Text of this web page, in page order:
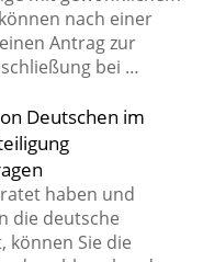
nach einer
Antrag zur
bei …
Deutschen im
haben und
die deutsche
können Sie die